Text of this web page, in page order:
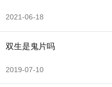
2021-06-18
双生是鬼片吗
2019-07-10